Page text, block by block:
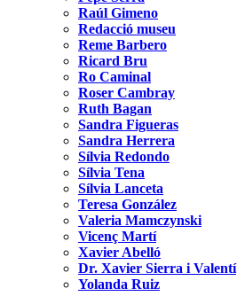
Raúl Gimeno
Redacció museu
Reme Barbero
Ricard Bru
Ro Caminal
Roser Cambray
Ruth Bagan
Sandra Figueras
Sandra Herrera
Sílvia Redondo
Sílvia Tena
Sílvia Lanceta
Teresa González
Valeria Mamczynski
Vicenç Martí
Xavier Abelló
Dr. Xavier Sierra i Valentí
Yolanda Ruiz